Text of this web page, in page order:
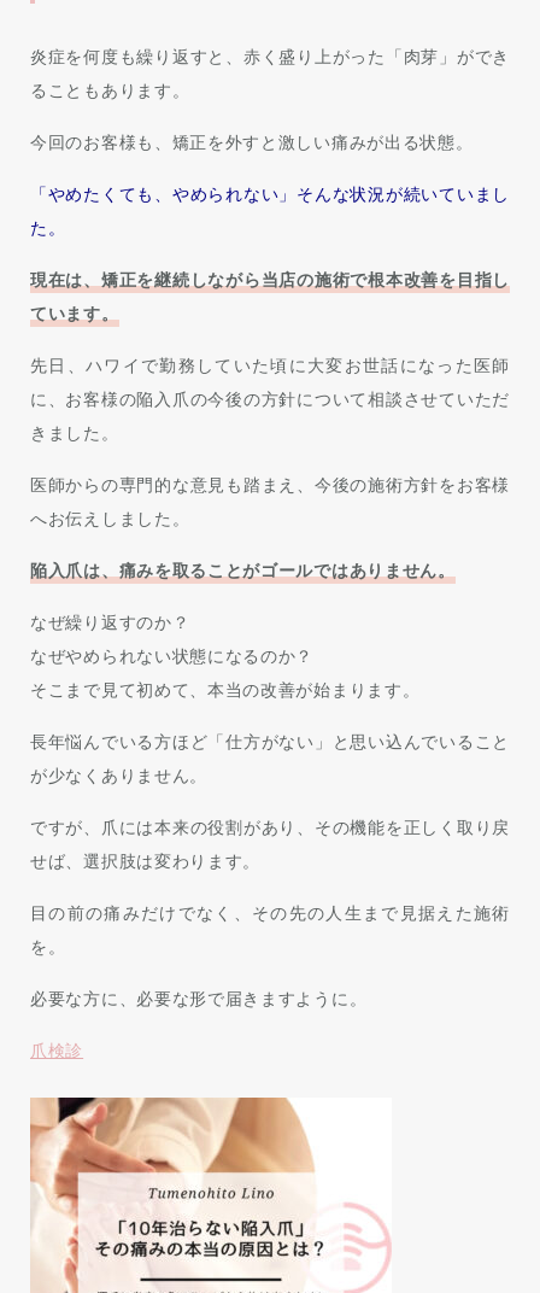
炎症を何度も繰り返すと、赤く盛り上がった「肉芽」ができ
ることもあります。
今回のお客様も、矯正を外すと激しい痛みが出る状態。
「やめたくても、やめられない」そんな状況が続いていまし
た。
現在は、矯正を継続しながら当店の施術で根本改善を目指し
ています。
先日、ハワイで勤務していた頃に大変お世話になった医師
に、お客様の陥入爪の今後の方針について相談させていただ
きました。
医師からの専門的な意見も踏まえ、今後の施術方針をお客様
へお伝えしました。
陥入爪は、痛みを取ることがゴールではありません。
なぜ繰り返すのか？
なぜやめられない状態になるのか？
そこまで見て初めて、本当の改善が始まります。
長年悩んでいる方ほど「仕方がない」と思い込んでいること
が少なくありません。
ですが、爪には本来の役割があり、その機能を正しく取り戻
せば、選択肢は変わります。
目の前の痛みだけでなく、その先の人生まで見据えた施術
を。
必要な方に、必要な形で届きますように。
爪検診